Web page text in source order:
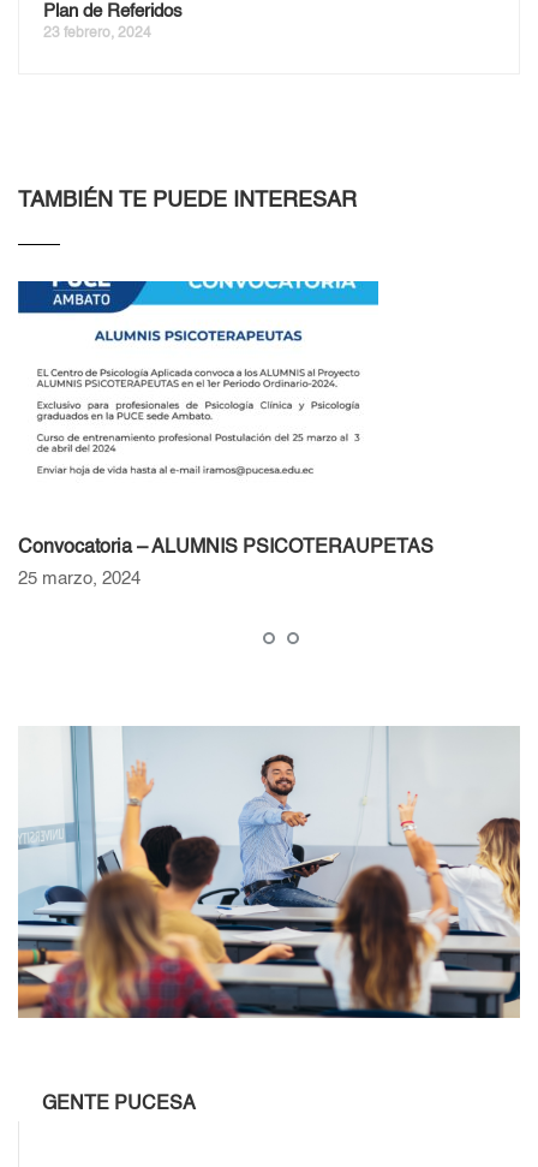
Plan de Referidos
23 febrero, 2024
TAMBIÉN TE PUEDE INTERESAR
Convocatoria – ALUMNIS PSICOTERAUPETAS
25 marzo, 2024
GENTE PUCESA